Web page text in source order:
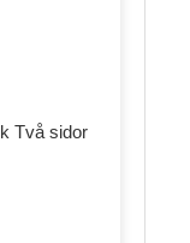
Två sidor